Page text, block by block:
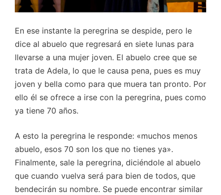
En ese instante la peregrina se despide, pero le
dice al abuelo que regresará en siete lunas para
llevarse a una mujer joven. El abuelo cree que se
trata de Adela, lo que le causa pena, pues es muy
joven y bella como para que muera tan pronto. Por
ello él se ofrece a irse con la peregrina, pues como
ya tiene 70 años.
A esto la peregrina le responde: «muchos menos
abuelo, esos 70 son los que no tienes ya».
Finalmente, sale la peregrina, diciéndole al abuelo
que cuando vuelva será para bien de todos, que
bendecirán su nombre. Se puede encontrar similar